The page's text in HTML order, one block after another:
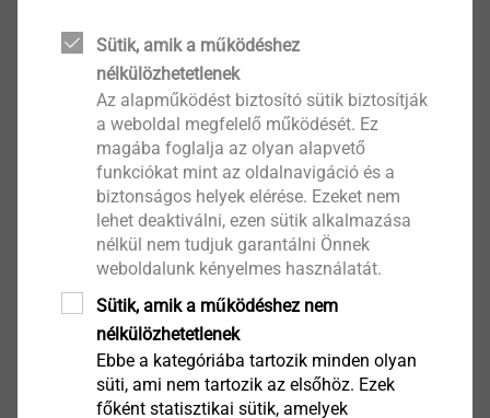
speciális rögzítőelemekből és adapterekből. A
kiválasztott növénytípus jellemzőitől függően a
rendszer különböző geometriájú kötélvezetést tesz
lehetővé.
Az Iso-Bar ECO rögzítése a falazatokba
ragasztóhabarccsal történik, rögzíthető betonba,
tömör- és üreges tégla falazatokba, valamint
pórusbetonokba. A pontos méretre vágás a beépítés
helyszínén történik, így tökéletesen alkalmazkodik az
adott körülményekhez. Az Iso-Bar ECO négy méretben
elérhető, ezzel abszolút rugalmas használatot tesz
lehetővé az építkezéseken
Sütik, amik a működéshez
nélkülözhetetlenek
Az alapműködést biztosító sütik biztosítják
a weboldal megfelelő működését. Ez
magába foglalja az olyan alapvető
funkciókat mint az oldalnavigáció és a
biztonságos helyek elérése. Ezeket nem
lehet deaktiválni, ezen sütik alkalmazása
nélkül nem tudjuk garantálni Önnek
weboldalunk kényelmes használatát.
Sütik, amik a működéshez nem
nélkülözhetetlenek
Ebbe a kategóriába tartozik minden olyan
süti, ami nem tartozik az elsőhöz. Ezek
főként statisztikai sütik, amelyek